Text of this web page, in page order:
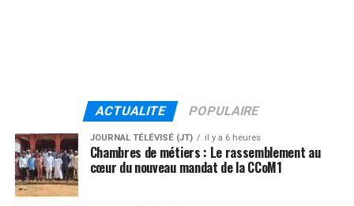
ACTUALITE POPULAIRE
JOURNAL TÉLÉVISÉ (JT) il y a 6 heures
Chambres de métiers : Le rassemblement au
cœur du nouveau mandat de la CCoM1